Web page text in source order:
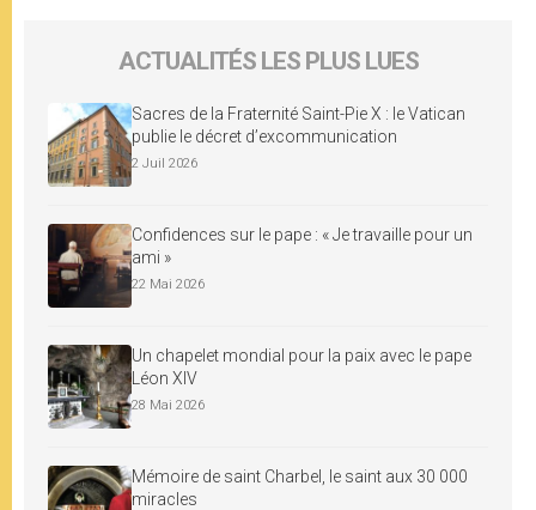
ACTUALITÉS LES PLUS LUES
Sacres de la Fraternité Saint-Pie X : le Vatican
publie le décret d’excommunication
2 Juil 2026
Confidences sur le pape : « Je travaille pour un
ami »
22 Mai 2026
Un chapelet mondial pour la paix avec le pape
Léon XIV
28 Mai 2026
Mémoire de saint Charbel, le saint aux 30 000
miracles